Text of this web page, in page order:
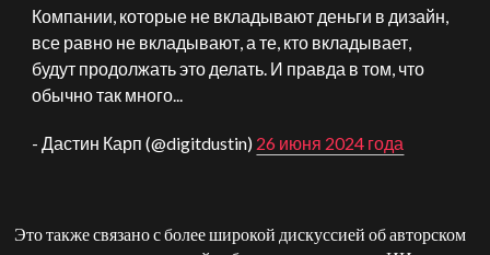
Компании, которые не вкладывают деньги в дизайн,
все равно не вкладывают, а те, кто вкладывает,
будут продолжать это делать. И правда в том, что
обычно так много...
- Дастин Карп (@digitdustin) 26 июня 2024 года
Это также связано с более широкой дискуссией об авторском